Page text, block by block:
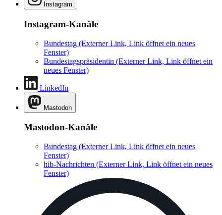
Instagram
Instagram-Kanäle
Bundestag (Externer Link, Link öffnet ein neues
Fenster)
Bundestagspräsidentin (Externer Link, Link öffnet ein
neues Fenster)
LinkedIn
Mastodon
Mastodon-Kanäle
Bundestag (Externer Link, Link öffnet ein neues
Fenster)
hib-Nachrichten (Externer Link, Link öffnet ein neues
Fenster)